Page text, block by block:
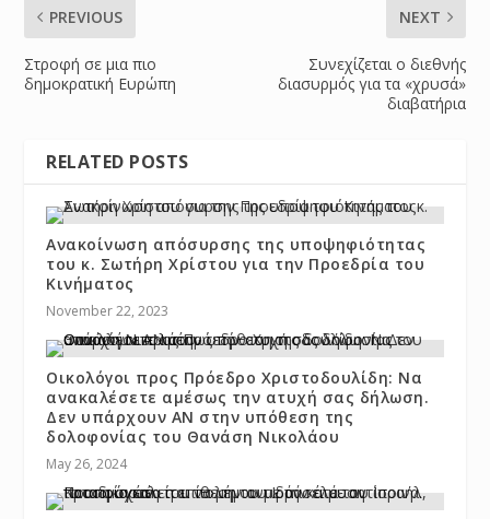
PREVIOUS
Στροφή σε μια πιο
δημοκρατική Ευρώπη
NEXT
Συνεχίζεται ο διεθνής
διασυρμός για τα «χρυσά»
διαβατήρια
RELATED POSTS
Ανακοίνωση απόσυρσης της υποψηφιότητας
του κ. Σωτήρη Χρίστου για την Προεδρία του
Κινήματος
November 22, 2023
Οικολόγοι προς Πρόεδρο Χριστοδουλίδη: Να
ανακαλέσετε αμέσως την ατυχή σας δήλωση.
Δεν υπάρχουν ΑΝ στην υπόθεση της
δολοφονίας του Θανάση Νικολάου
May 26, 2024